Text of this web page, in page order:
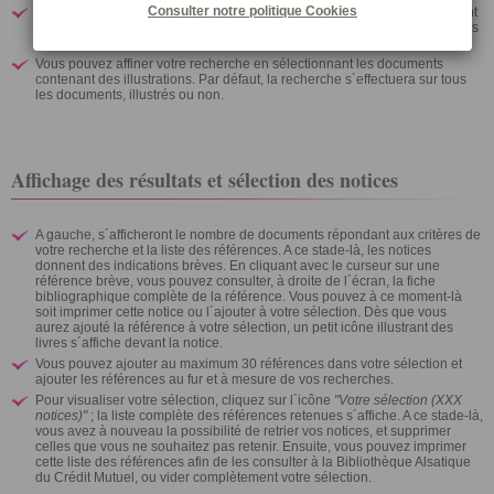
Vous pouvez affiner votre recherche en sélectionnant le type de document
(livre, article, brochure...). Par défaut, la recherche s´effectuera sur tous les
Vous pouvez affiner votre recherche en sélectionnant les documents
contenant des illustrations. Par défaut, la recherche s´effectuera sur tous
les documents, illustrés ou non.
Affichage des résultats et sélection des notices
A gauche, s´afficheront le nombre de documents répondant aux critères de
votre recherche et la liste des références. A ce stade-là, les notices
donnent des indications brèves. En cliquant avec le curseur sur une
référence brève, vous pouvez consulter, à droite de l´écran, la fiche
bibliographique complète de la référence. Vous pouvez à ce moment-là
soit imprimer cette notice ou l´ajouter à votre sélection. Dès que vous
aurez ajouté la référence à votre sélection, un petit icône illustrant des
livres s´affiche devant la notice.
Vous pouvez ajouter au maximum 30 références dans votre sélection et
ajouter les références au fur et à mesure de vos recherches.
Pour visualiser votre sélection, cliquez sur l´icône "Votre sélection (XXX
notices)"; la liste complète des références retenues s´affiche. A ce stade-là,
vous avez à nouveau la possibilité de retrier vos notices, et supprimer
celles que vous ne souhaitez pas retenir. Ensuite, vous pouvez imprimer
cette liste des références afin de les consulter à la Bibliothèque Alsatique
du Crédit Mutuel, ou vider complètement votre sélection.
Consulter notre politique Cookies